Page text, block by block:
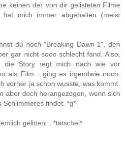
keinen der von dir gelisteten Filme
hat mich immer abgehalten (meist
du noch "Breaking Dawn 1", den
gar nicht sooo schlecht fand. Also,
die Story regt mich nach wie vor
als Film... ging es irgendwie noch.
vorher ja schon wusste, was kommt.
aber doch herangezogen, wenn sich
Schlimmeres findet. *g*
gelitten... *tätschel*